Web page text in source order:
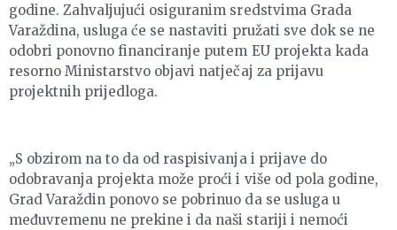
godine. Zahvaljujući osiguranim sredstvima Grada
Varaždina, usluga će se nastaviti pružati sve dok se ne
odobri ponovno financiranje putem EU projekta kada
resorno Ministarstvo objavi natječaj za prijavu
projektnih prijedloga.
„S obzirom na to da od raspisivanja i prijave do
odobravanja projekta može proći i više od pola godine,
Grad Varaždin ponovo se pobrinuo da se usluga u
međuvremenu ne prekine i da naši stariji i nemoći